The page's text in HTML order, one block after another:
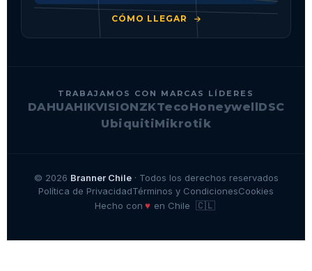
CÓMO LLEGAR
TRABAJAMOS CON MARCAS LÍDERES
DAHUAHIKVISIONZKTecoHoneywell DSC
UbiquitiMikrotik
© 2026 Branner Chile· Todos los derechos reservados
Política de PrivacidadTérminos y CondicionesCookies
Hecho con♥ en Chile 🇨🇱